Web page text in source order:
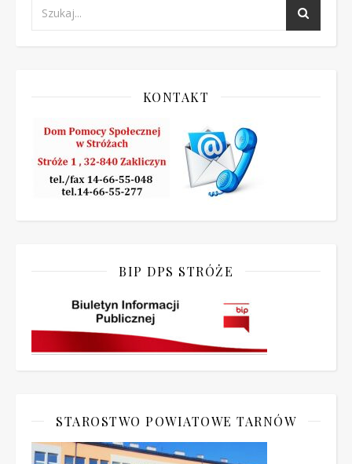
KONTAKT
BIP DPS STRÓŻE
STAROSTWO POWIATOWE TARNÓW